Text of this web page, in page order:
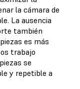
la cámara de
La ausencia
también
es más
trabajo
se
y repetible a